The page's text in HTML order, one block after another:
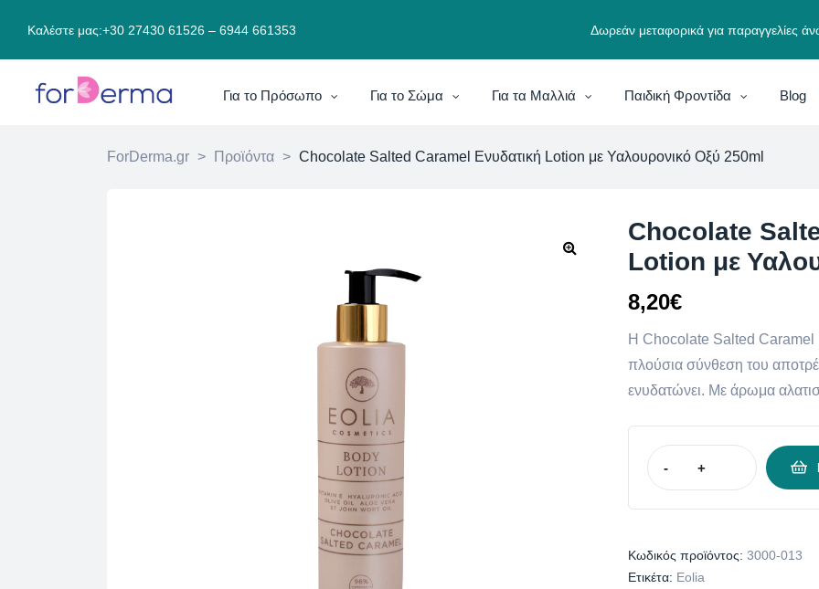
Καλέστε μας:+30 27430 61526 – 6944 661353 Δωρεάν μεταφορικά για παραγγελίες
Για το Πρόσωπο Για το Σώμα Για τα Μαλλιά Παιδική Φροντίδα Blog
ForDerma.gr > Προϊόντα > Chocolate Salted Caramel Ενυδατική Lotion με Υαλουρονικό Οξύ 250ml
Chocolate
Lotion με
8,20€
H Chocolate Salted Caramel
πλούσια σύνθεση του
ενυδατώνει. Με άρωμα
- +
Κωδικός προϊόντος: 3000-013
Ετικέτα: Eolia